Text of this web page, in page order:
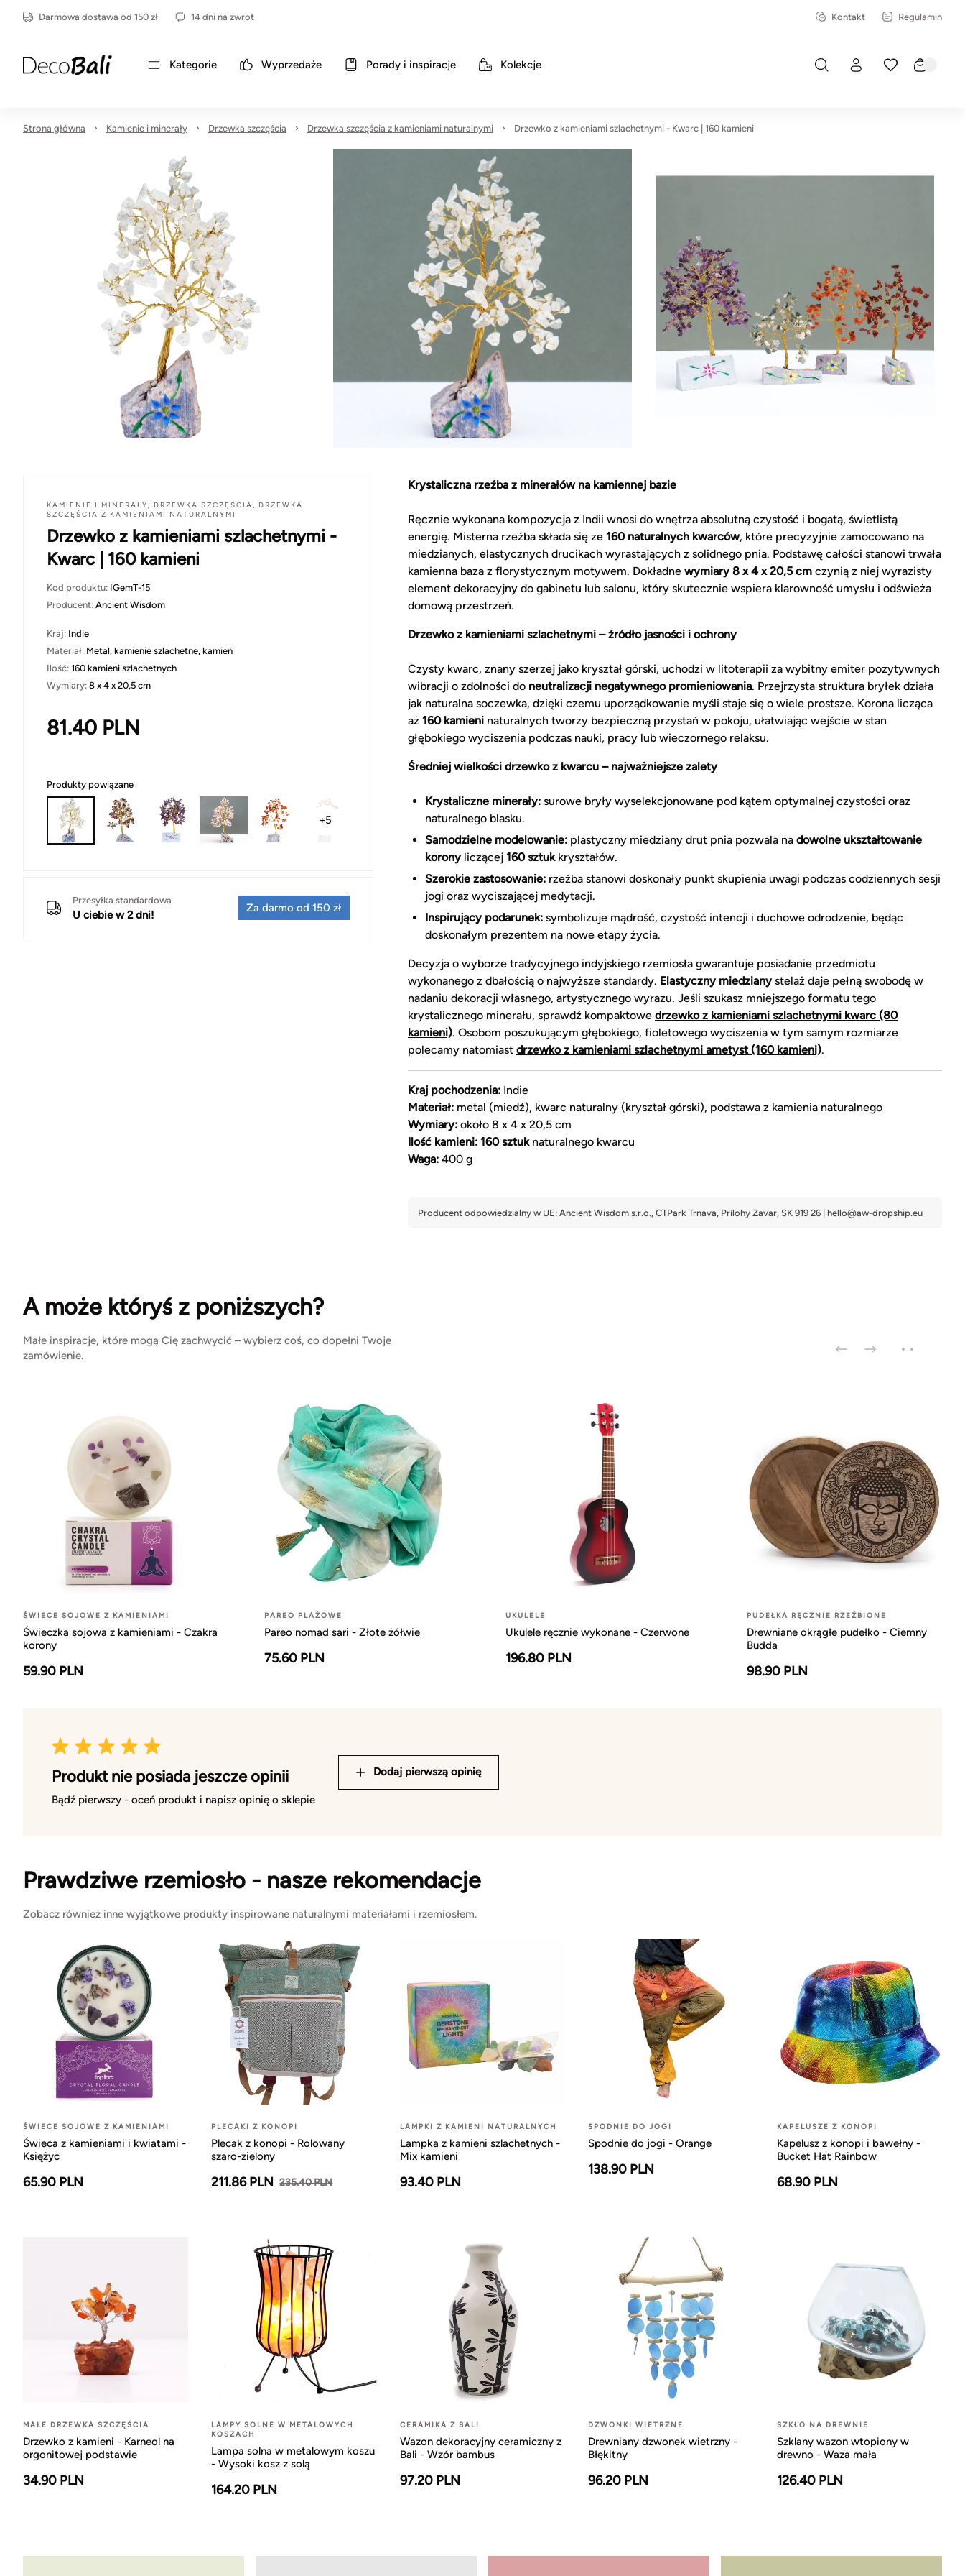
Darmowa dostawa od 150 zł 14 dni na zwrot Kontakt Regulamin
Kategorie Wyprzedaże Porady i inspiracje Kolekcje
Strona główna Kamienie i minerały Drzewka szczęścia Drzewka szczęścia z kamieniami naturalnymi Drzewko z kamieniami szlachetnymi - Kwarc | 160 kamieni
KAMIENIE I MINERAŁY, DRZEWKA SZCZĘŚCIA, DRZEWKA
SZCZĘŚCIA Z KAMIENIAMI NATURALNYMI
Drzewko z kamieniami szlachetnymi -
Kwarc | 160 kamieni
Kod produktu: IGemT-15
Producent: Ancient Wisdom
Kraj: Indie
Materiał: Metal, kamienie szlachetne, kamień
Ilość: 160 kamieni szlachetnych
Wymiary: 8 x 4 x 20,5 cm
81.40 PLN
Produkty powiązane
+5
Przesyłka standardowa
U ciebie w 2 dni!
Za darmo od 150 zł
Krystaliczna rzeźba z minerałów na kamiennej bazie
Ręcznie wykonana kompozycja z Indii wnosi do wnętrza absolutną czystość i bogatą, świetlistą
energię. Misterna rzeźba składa się ze 160 naturalnych kwarców, które precyzyjnie zamocowano na
miedzianych, elastycznych drucikach wyrastających z solidnego pnia. Podstawę całości stanowi trwała
kamienna baza z florystycznym motywem. Dokładne wymiary 8 x 4 x 20,5 cm czynią z niej wyrazisty
element dekoracyjny do gabinetu lub salonu, który skutecznie wspiera klarowność umysłu i odświeża
domową przestrzeń.
Drzewko z kamieniami szlachetnymi – źródło jasności i ochrony
Czysty kwarc, znany szerzej jako kryształ górski, uchodzi w litoterapii za wybitny emiter pozytywnych
wibracji o zdolności do neutralizacji negatywnego promieniowania. Przejrzysta struktura bryłek działa
jak naturalna soczewka, dzięki czemu uporządkowanie myśli staje się o wiele prostsze. Korona licząca
aż 160 kamieni naturalnych tworzy bezpieczną przystań w pokoju, ułatwiając wejście w stan
głębokiego wyciszenia podczas nauki, pracy lub wieczornego relaksu.
Średniej wielkości drzewko z kwarcu – najważniejsze zalety
Krystaliczne minerały: surowe bryły wyselekcjonowane pod kątem optymalnej czystości oraz
naturalnego blasku.
Samodzielne modelowanie: plastyczny miedziany drut pnia pozwala na dowolne ukształtowanie
koronyliczącej 160 sztukkryształów.
Szerokie zastosowanie: rzeźba stanowi doskonały punkt skupienia uwagi podczas codziennych sesji
jogi oraz wyciszającej medytacji.
Inspirujący podarunek: symbolizuje mądrość, czystość intencji i duchowe odrodzenie, będąc
doskonałym prezentem na nowe etapy życia.
Decyzja o wyborze tradycyjnego indyjskiego rzemiosła gwarantuje posiadanie przedmiotu
wykonanego z dbałością o najwyższe standardy. Elastyczny miedzianystelaż daje pełną swobodę w
nadaniu dekoracji własnego, artystycznego wyrazu. Jeśli szukasz mniejszego formatu tego
krystalicznego minerału, sprawdź kompaktowe drzewko z kamieniami szlachetnymi kwarc (80
kamieni). Osobom poszukującym głębokiego, fioletowego wyciszenia w tym samym rozmiarze
polecamy natomiast drzewko z kamieniami szlachetnymi ametyst (160 kamieni).
Kraj pochodzenia: Indie
Materiał: metal (miedź), kwarc naturalny (kryształ górski), podstawa z kamienia naturalnego
Wymiary: około 8 x 4 x 20,5 cm
Ilość kamieni: 160 sztuknaturalnego kwarcu
Waga: 400 g
A może któryś z poniższych?
Małe inspiracje, które mogą Cię zachwycić – wybierz coś, co dopełni Twoje
zamówienie.
ŚWIECE SOJOWE Z KAMIENIAMI
Świeczka sojowa z kamieniami - Czakra
korony
59.90 PLN
PAREO PLAŻOWE
Pareo nomad sari - Złote żółwie
75.60 PLN
UKULELE
Ukulele ręcznie wykonane - Czerwone
196.80 PLN
PUDEŁKA RĘCZNIE RZEŹBIONE
Drewniane okrągłe pudełko - Ciemny
Budda
98.90 PLN
Produkt nie posiada jeszcze opinii
Bądź pierwszy - oceń produkt i napisz opinię o sklepie
Dodaj pierwszą opinię
Prawdziwe rzemiosło - nasze rekomendacje
Zobacz również inne wyjątkowe produkty inspirowane naturalnymi materiałami i rzemiosłem.
ŚWIECE SOJOWE Z KAMIENIAMI
Świeca z kamieniami i kwiatami -
Księżyc
65.90 PLN
PLECAKI Z KONOPI
Plecak z konopi - Rolowany
szaro-zielony
211.86 PLN 235.40 PLN
LAMPKI Z KAMIENI NATURALNYCH
Lampka z kamieni szlachetnych -
Mix kamieni
93.40 PLN
SPODNIE DO JOGI
Spodnie do jogi - Orange
138.90 PLN
KAPELUSZE Z KONOPI
Kapelusz z konopi i bawełny -
Bucket Hat Rainbow
68.90 PLN
MAŁE DRZEWKA SZCZĘŚCIA
Drzewko z kamieni - Karneol na
orgonitowej podstawie
34.90 PLN
LAMPY SOLNE W METALOWYCH
KOSZACH
Lampa solna w metalowym koszu
- Wysoki kosz z solą
164.20 PLN
CERAMIKA Z BALI
Wazon dekoracyjny ceramiczny z
Bali - Wzór bambus
97.20 PLN
DZWONKI WIETRZNE
Drewniany dzwonek wietrzny -
Błękitny
96.20 PLN
SZKŁO NA DREWNIE
Szklany wazon wtopiony w
drewno - Waza mała
126.40 PLN